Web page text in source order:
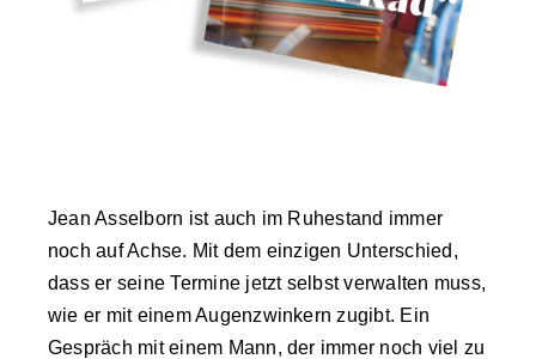
Jean Asselborn ist auch im Ruhestand immer
noch auf Achse. Mit dem einzigen Unterschied,
dass er seine Termine jetzt selbst verwalten muss,
wie er mit einem Augenzwinkern zugibt. Ein
Gespräch mit einem Mann, der immer noch viel zu